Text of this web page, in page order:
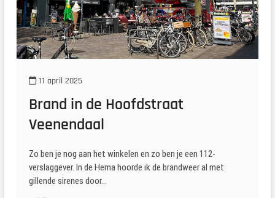
11 april 2025
Brand in de Hoofdstraat
Veenendaal
Zo ben je nog aan het winkelen en zo ben je een 112-
verslaggever. In de Hema hoorde ik de brandweer al met
gillende sirenes door…